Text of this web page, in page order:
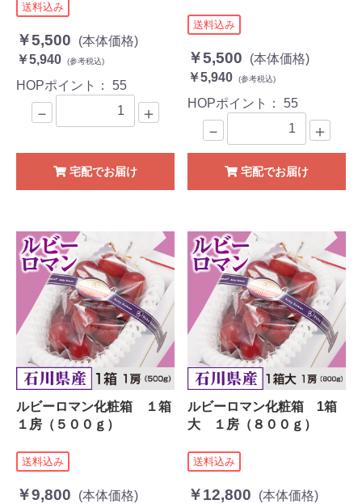
送料込み
￥5,500
(本体価格)
￥5,940
(参考税込)
HOPポイント： 55
－ ＋
宅配でお届け
送料込み
￥5,500
(本体価格)
￥5,940
(参考税込)
HOPポイント： 55
－ ＋
宅配でお届け
ルビーロマン化粧箱 １箱
１房（５００ｇ）
送料込み
￥9,800
(本体価格)
ルビーロマン化粧箱 1箱
大 １房（８００ｇ）
送料込み
￥12,800
(本体価格)